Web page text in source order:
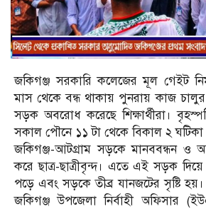
জকিগঞ্জ সরকারি কলেজের মূল গেইট
মাস থেকে বন্ধ থাকায় পুনরায় কাজ চালুর
সড়ক অবরোধ করেছে শিক্ষার্থীরা।
সকাল পৌনে ১১ টা থেকে বিকাল ২ ঘটিকা
জকিগঞ্জ-আটগ্রাম সড়কে মানববন্ধন ও
করে ছাত্র-ছাত্রীবৃন্দ। এতে এই সড়ক
পড়ে এবং সড়কে তীব্র যানজটের সৃষ্টি
জকিগঞ্জ উপজেলা নির্বাহী অফিসার